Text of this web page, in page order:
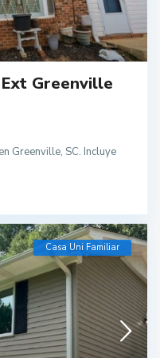
Greenville
Greenville, SC. Incluye
Casa Uni Familiar